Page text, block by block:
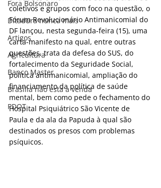
Fora Bolsonaro
Ditadura nunca mais
Artigos
Agricultura
Banco Master
Brasília não esta a venda
PDOT
coletivos e grupos com foco na questão, o
Fórum Revolucionário Antimanicomial do
DF lançou, nesta segunda-feira (15), uma
carta-manifesto na qual, entre outras
questões, trata da defesa do SUS, do
fortalecimento da Seguridade Social,
política antimanicomial, ampliação do
financiamento da política de saúde
mental, bem como pede o fechamento do
Hospital Psiquiátrico São Vicente de
Paula e da ala da Papuda à qual são
destinados os presos com problemas
psíquicos.